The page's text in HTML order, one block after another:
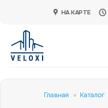
content
НА КАРТЕ
Главная » Каталог